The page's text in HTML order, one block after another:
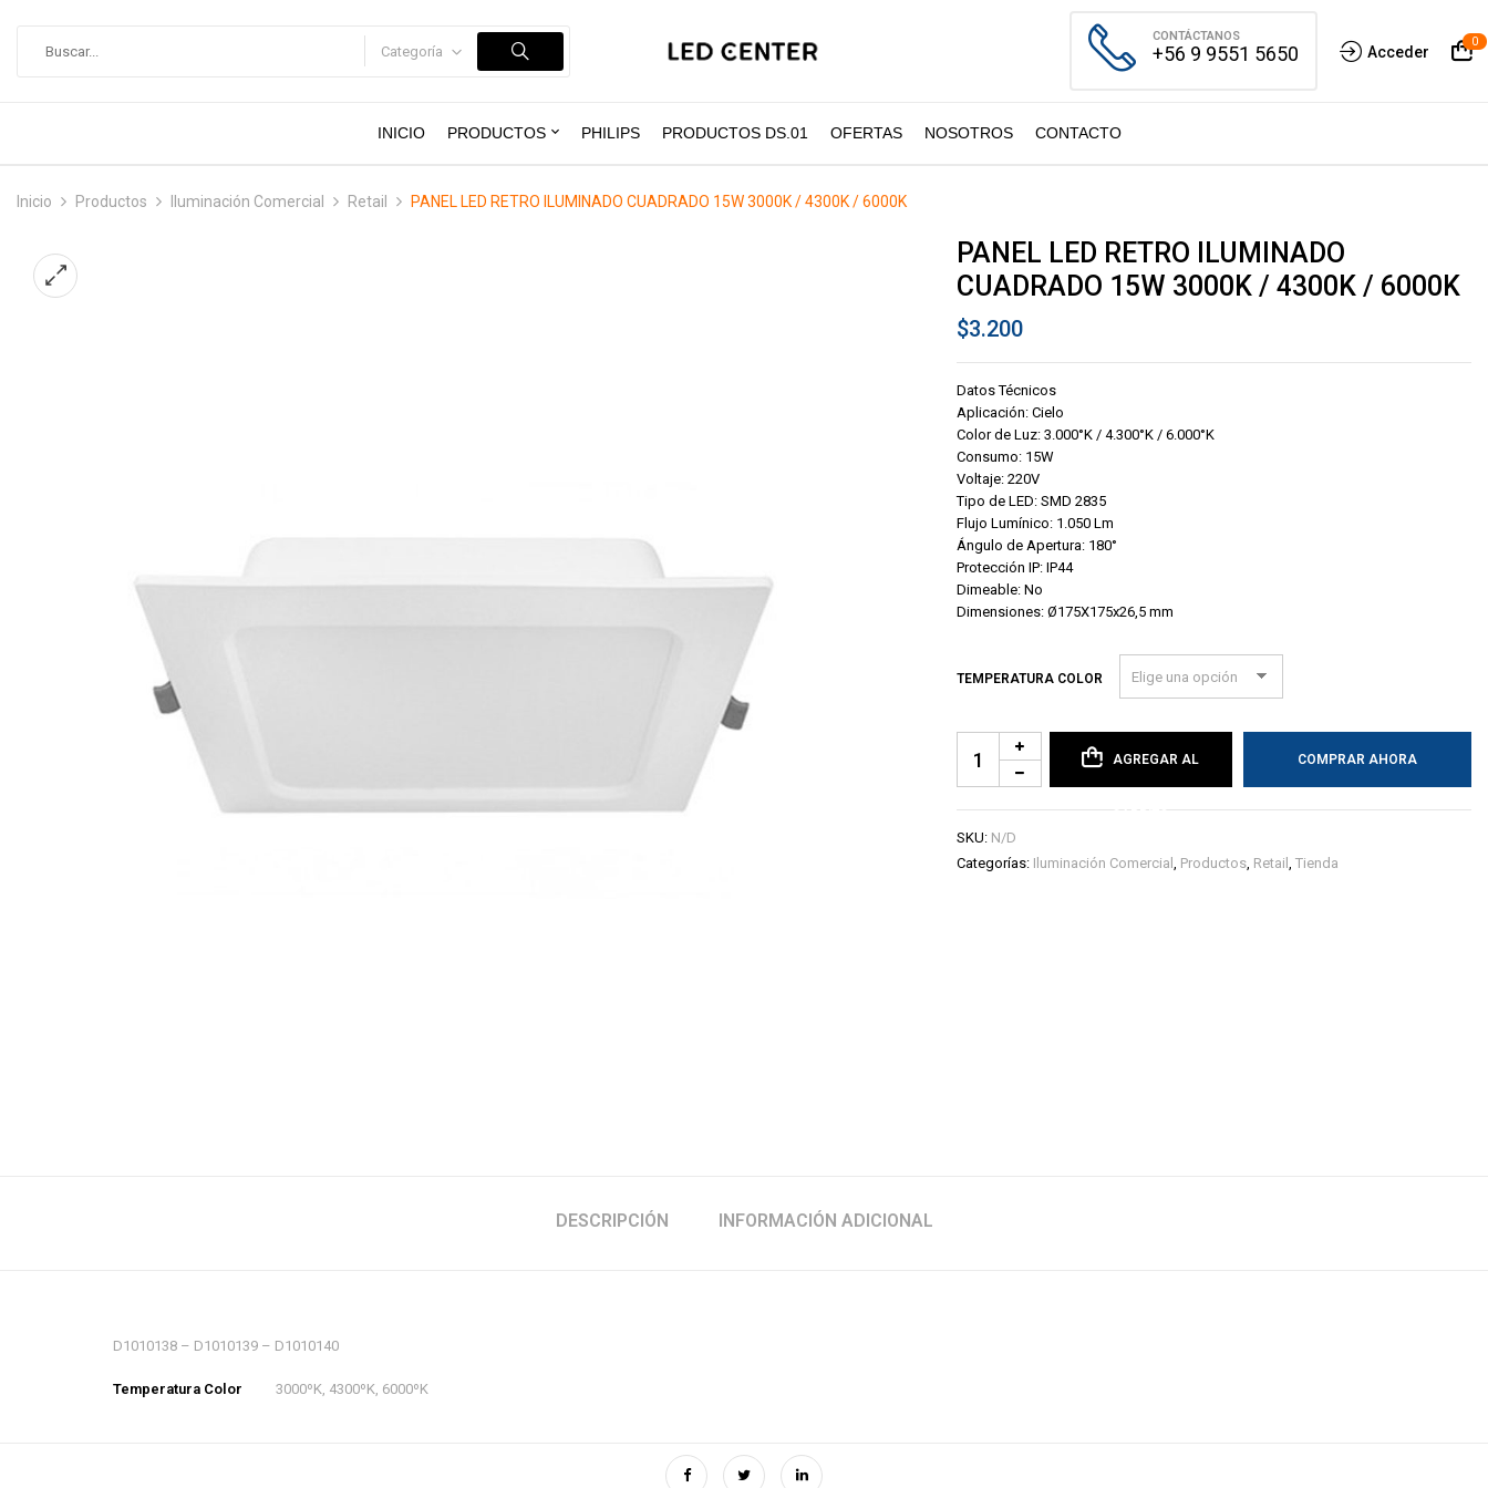
Categoría
CONTÁCTANOS
+56 9 9551 5650 Acceder
0
INICIO PRODUCTOS PHILIPS PRODUCTOS DS.01 OFERTAS NOSOTROS CONTACTO
Inicio Productos Iluminación Comercial Retail PANEL LED RETRO ILUMINADO CUADRADO 15W 3000K / 4300K / 6000K
PANEL LED RETRO ILUMINADO
CUADRADO 15W 3000K / 4300K / 6000K
$3.200
Datos Técnicos
Aplicación: Cielo
Color de Luz: 3.000°K / 4.300°K / 6.000°K
Consumo: 15W
Voltaje: 220V
Tipo de LED: SMD 2835
Flujo Lumínico: 1.050 Lm
Ángulo de Apertura: 180°
Protección IP: IP44
Dimeable: No
Dimensiones: Ø175X175x26,5 mm
TEMPERATURA COLOR
AGREGAR AL
CARRITO
COMPRAR AHORA
SKU: N/D
Categorías: Iluminación Comercial , Productos, Retail , Tienda
DESCRIPCIÓN INFORMACIÓN ADICIONAL
D1010138 – D1010139 – D1010140
Temperatura Color 3000ºK, 4300ºK, 6000ºK